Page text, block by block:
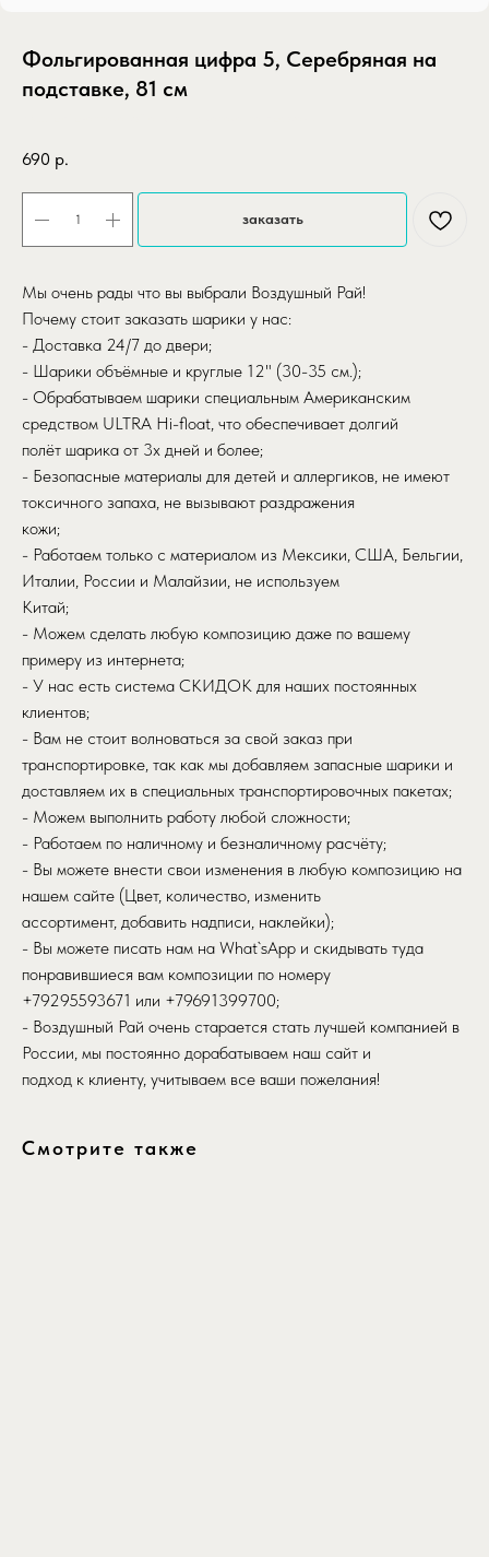
Фольгированная цифра 5, Серебряная на
подставке, 81 см
690 р.
заказать
Мы очень рады что вы выбрали Воздушный Рай!
Почему стоит заказать шарики у нас:
- Доставка 24/7 до двери;
- Шарики объёмные и круглые 12" (30-35 см.);
- Обрабатываем шарики специальным Американским
средством ULTRA Hi-float, что обеспечивает долгий
полёт шарика от 3х дней и более;
- Безопасные материалы для детей и аллергиков, не имеют
токсичного запаха, не вызывают раздражения
кожи;
- Работаем только с материалом из Мексики, США, Бельгии,
Италии, России и Малайзии, не используем
Китай;
- Можем сделать любую композицию даже по вашему
примеру из интернета;
- У нас есть система СКИДОК для наших постоянных
клиентов;
- Вам не стоит волноваться за свой заказ при
транспортировке, так как мы добавляем запасные шарики и
доставляем их в специальных транспортировочных пакетах;
- Можем выполнить работу любой сложности;
- Работаем по наличному и безналичному расчёту;
- Вы можете внести свои изменения в любую композицию на
нашем сайте (Цвет, количество, изменить
ассортимент, добавить надписи, наклейки);
- Вы можете писать нам на What`sApp и скидывать туда
понравившиеся вам композиции по номеру
+79295593671 или +79691399700;
- Воздушный Рай очень старается стать лучшей компанией в
России, мы постоянно дорабатываем наш сайт и
подход к клиенту, учитываем все ваши пожелания!
Смотрите также